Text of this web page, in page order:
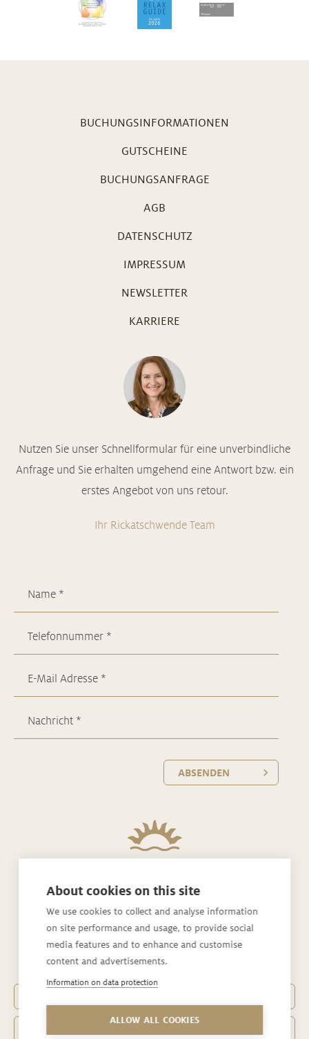
BUCHUNGSINFORMATIONEN
GUTSCHEINE
BUCHUNGSANFRAGE
AGB
DATENSCHUTZ
IMPRESSUM
NEWSLETTER
KARRIERE
Nutzen Sie unser Schnellformular für eine unverbindliche
Anfrage und Sie erhalten umgehend eine Antwort bzw. ein
erstes Angebot von uns retour.
Ihr Rickatschwende Team
ABSENDEN
Rickatschwende F. X. Mayr Health Retreat
Rickatschwende 1
6850 Dornbirn / Vorarlberg
About cookies on this site
We use cookies to collect and analyse information
on site performance and usage, to provide social
media features and to enhance and customise
content and advertisements.
Information on data protection
ALLOW ALL COOKIES